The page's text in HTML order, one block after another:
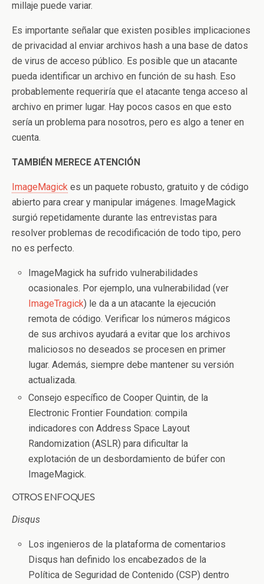
millaje puede variar.
Es importante señalar que existen posibles implicaciones
de privacidad al enviar archivos hash a una base de datos
de virus de acceso público. Es posible que un atacante
pueda identificar un archivo en función de su hash. Eso
probablemente requeriría que el atacante tenga acceso al
archivo en primer lugar. Hay pocos casos en que esto
sería un problema para nosotros, pero es algo a tener en
cuenta.
TAMBIÉN MERECE ATENCIÓN
ImageMagick es un paquete robusto, gratuito y de código
abierto para crear y manipular imágenes. ImageMagick
surgió repetidamente durante las entrevistas para
resolver problemas de recodificación de todo tipo, pero
no es perfecto.
ImageMagick ha sufrido vulnerabilidades
ocasionales. Por ejemplo, una vulnerabilidad (ver
ImageTragick) le da a un atacante la ejecución
remota de código. Verificar los números mágicos
de sus archivos ayudará a evitar que los archivos
maliciosos no deseados se procesen en primer
lugar. Además, siempre debe mantener su versión
actualizada.
Consejo específico de Cooper Quintin, de la
Electronic Frontier Foundation: compila
indicadores con Address Space Layout
Randomization (ASLR) para dificultar la
explotación de un desbordamiento de búfer con
ImageMagick.
OTROS ENFOQUES
Disqus
Los ingenieros de la plataforma de comentarios
Disqus han definido los encabezados de la
Política de Seguridad de Contenido (CSP) dentro